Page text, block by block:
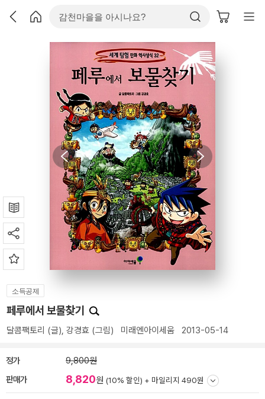
소득공제
페루에서 보물찾기
달콤팩토리 (글), 강경효 (그림) 미래엔아이세움 2013-05-14
정가 9,800원
판매가 8,820원 (10% 할인) + 마일리지 490원